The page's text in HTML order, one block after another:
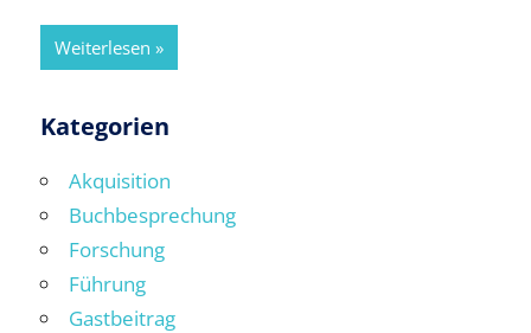
Weiterlesen
Kategorien
Akquisition
Buchbesprechung
Forschung
Führung
Gastbeitrag